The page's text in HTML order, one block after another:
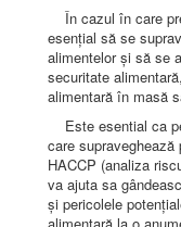
În cazul în care
esențial să se
alimentelor și să se
securitate
alimentară în masă
Este esential ca
care
HACCP (analiza
va ajuta sa
și pericolele